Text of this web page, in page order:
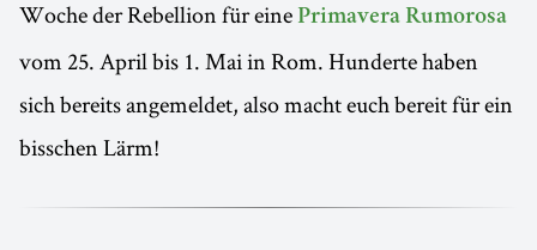
Woche der Rebellion für eine Primavera Rumorosa
vom 25. April bis 1. Mai in Rom. Hunderte haben
sich bereits angemeldet, also macht euch bereit für ein
bisschen Lärm!